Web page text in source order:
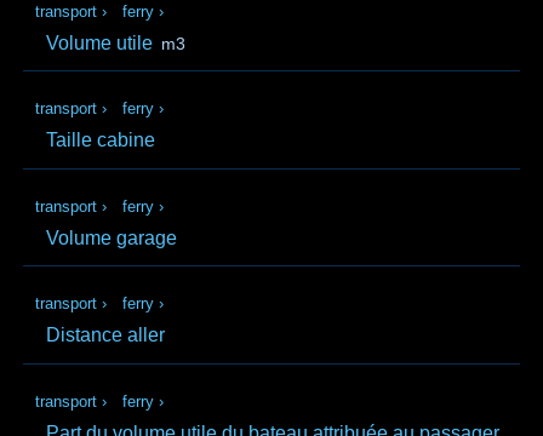
transport › ferry ›
Volume utile m3
transport › ferry ›
Taille cabine
transport › ferry ›
Volume garage
transport › ferry ›
Distance aller
transport › ferry ›